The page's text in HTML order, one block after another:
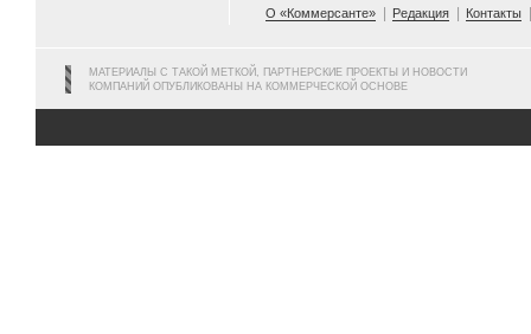
О «Коммерсанте»
Редакция Контакты
МАТЕРИАЛЫ С ТАКОЙ МЕТКОЙ, ПАРТНЕРСКИЕ ПРОЕКТЫ И НОВОСТИ
КОМПАНИЙ ОПУБЛИКОВАНЫ НА КОММЕРЧЕСКОЙ ОСНОВЕ